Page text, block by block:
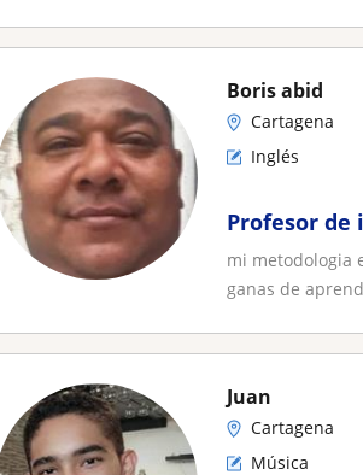
Boris abid
Cartagena
Inglés
Profesor
mi metodologia
ganas de
Juan
Cartagena
Música